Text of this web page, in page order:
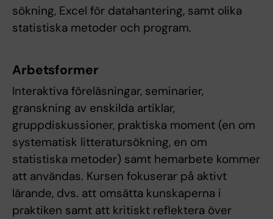
sökning, Excel för datahantering, samt olika
statistiska metoder och program.
Arbetsformer
Interaktiva föreläsningar, seminarier,
granskning av enskilda artiklar,
gruppdiskussioner, praktiska moment (en om
systematisk litteratursökning, en om
statistiska metoder) samt hemarbete kommer
att användas. Kursen fokuserar på aktivt
lärande, dvs. att omsätta kunskaperna i
praktiken samt att kritiskt reflektera över